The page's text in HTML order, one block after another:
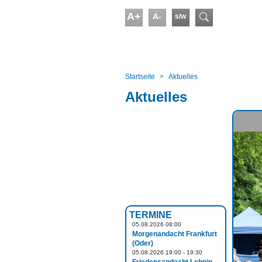
A+ A- s/w
Startseite
Aktuelles
Aktuelles
TERMINE
05.08.2026 08:00
Morgenandacht Frankfurt
(Oder)
05.08.2026 19:00 - 19:30